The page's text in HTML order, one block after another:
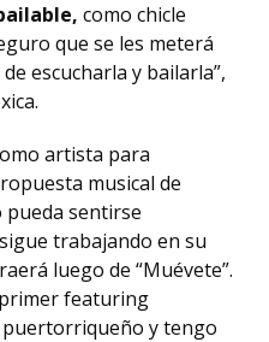
como chicle
que se les meterá
escucharla y bailarla”,
artista para
musical de
pueda sentirse
trabajando en su
luego de “Muévete”.
featuring
y tengo